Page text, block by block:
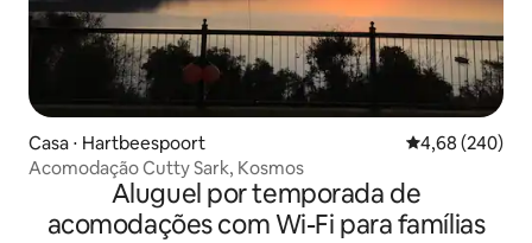
Casa ⋅ Hartbeespoort 4,68 de uma
4,68 (240)
Acomodação Cutty Sark, Kosmos
Aluguel por temporada de
acomodações com Wi-Fi para famílias